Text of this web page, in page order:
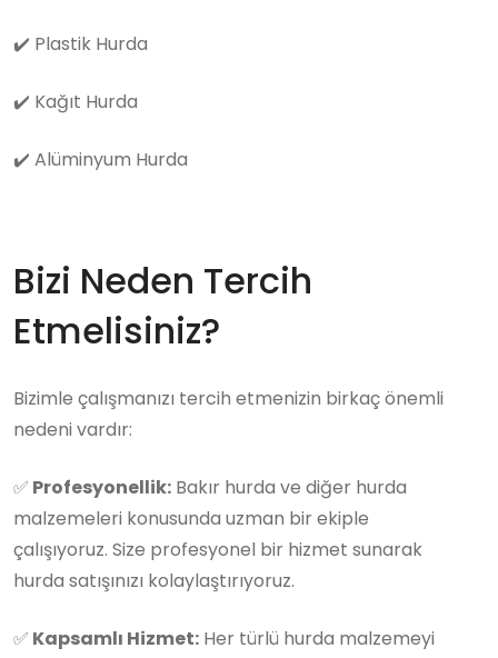
✔️ Plastik Hurda
✔️ Kağıt Hurda
✔️ Alüminyum Hurda
Bizi Neden Tercih
Etmelisiniz?
Bizimle çalışmanızı tercih etmenizin birkaç önemli
nedeni vardır:
✅ Profesyonellik: Bakır hurda ve diğer hurda
malzemeleri konusunda uzman bir ekiple
çalışıyoruz. Size profesyonel bir hizmet sunarak
hurda satışınızı kolaylaştırıyoruz.
✅ Kapsamlı Hizmet: Her türlü hurda malzemeyi